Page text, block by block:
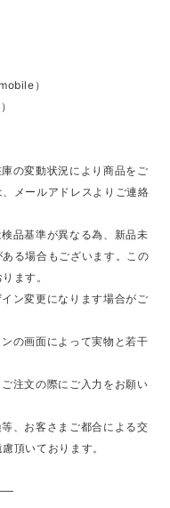
）
の変動状況により商品をご
メールアドレスよりご連絡
品基準が異なる為、新品未
る場合もございます。この
ます。
ン変更になります場合がご
の画面によって実物と若干
注文の際にご入力をお願い
、お客さまご都合による交
頂いております。